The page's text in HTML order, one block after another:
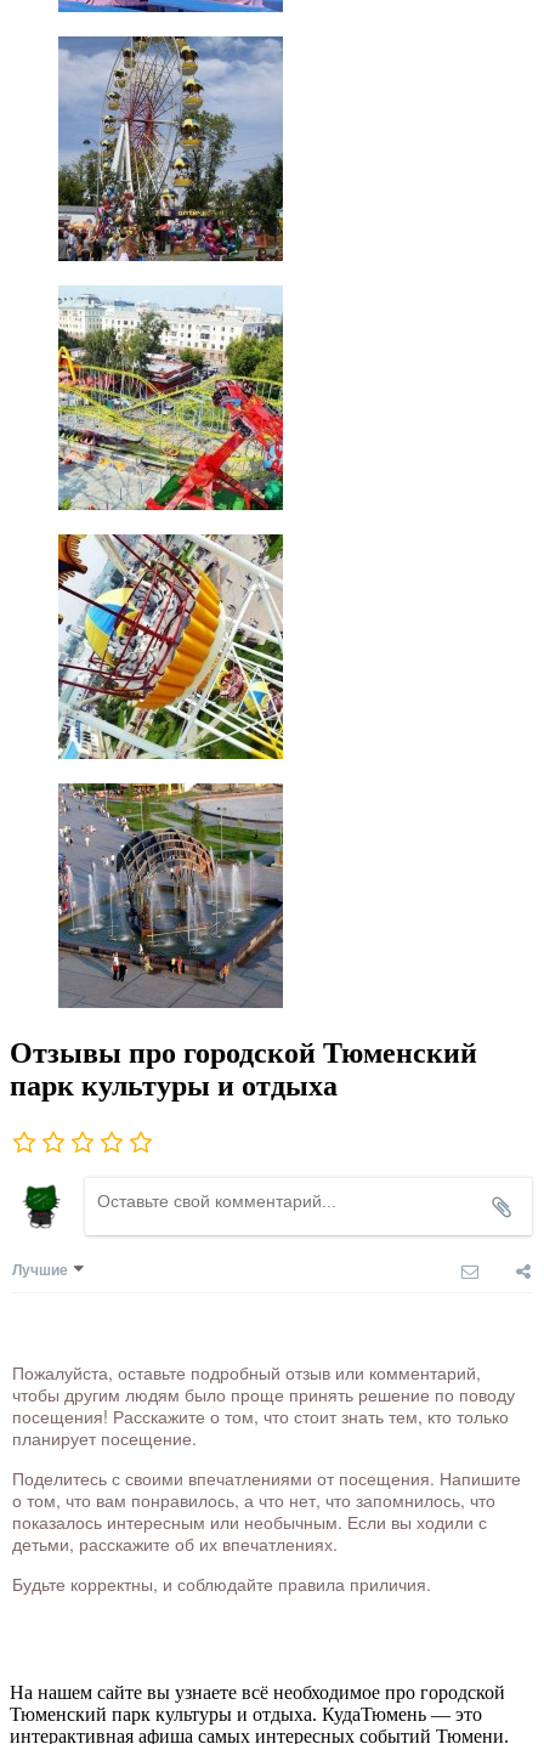
Отзывы про городской Тюменский
парк культуры и отдыха
Лучшие
Пожалуйста, оставьте подробный отзыв или комментарий,
чтобы другим людям было проще принять решение по поводу
посещения! Расскажите о том, что стоит знать тем, кто только
планирует посещение.
Поделитесь с своими впечатлениями от посещения. Напишите
о том, что вам понравилось, а что нет, что запомнилось, что
показалось интересным или необычным. Если вы ходили с
детьми, расскажите об их впечатлениях.
Будьте корректны, и соблюдайте правила приличия.
На нашем сайте вы узнаете всё необходимое про городской
Тюменский парк культуры и отдыха. КудаТюмень — это
интерактивная афиша самых интересных событий Тюмени.